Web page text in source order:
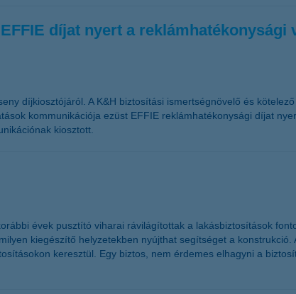
díjat nyert a reklámhatékonysági
díjkiosztójáról. A K&H biztosítási ismertségnövelő és
kommunikációja ezüst EFFIE reklámhatékonysági díjat
kiosztott.
évek pusztító viharai rávilágítottak a lakásbiztosítások
kiegészítő helyzetekben nyújthat segítséget a konstrukció.
keresztül. Egy biztos, nem érdemes elhagyni a